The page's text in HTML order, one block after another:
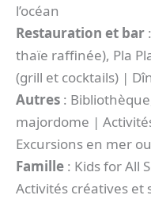
l’océan
Restauration et bar
thaïe raffinée), Pla
(grill et cocktails) |
Autres :
majordome |
Excursions en mer
Famille : Kids for All
Activités créatives et